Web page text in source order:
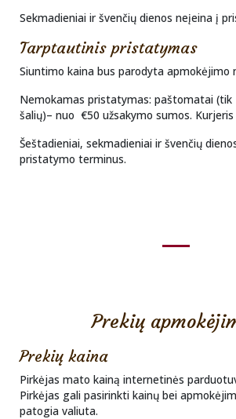
Sekmadieniai ir švenčių dienos neįeina į
Tarptautinis pristatymas
Siuntimo kaina bus parodyta apmokėjimo
Nemokamas pristatymas: paštomatai (tik
šalių)– nuo €50 užsakymo sumos. Kurjeris
Šeštadieniai, sekmadieniai ir švenčių
pristatymo terminus.
Prekių
Prekių kaina
Pirkėjas mato kainą internetinės
Pirkėjas gali pasirinkti kainų bei
patogia valiuta.